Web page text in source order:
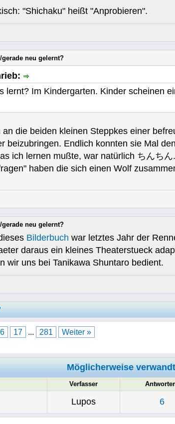
"Shichaku" heißt "Anprobieren".
gerade neu gelernt?
lernt? Im Kindergarten. Kinder scheinen
an die beiden kleinen Steppkes einer
beizubringen. Endlich konnten sie Mal
ich lernen mußte, war natürlich ちんちん
haben die sich einen Wolf
gerade neu gelernt?
Bilderbuch war letztes Jahr der
daraus ein kleines Theaterstueck
wir uns bei Tanikawa Shuntaro bedient.
17 ... 281 Weiter »
Möglicherweise
Verfasser
Lupos 6